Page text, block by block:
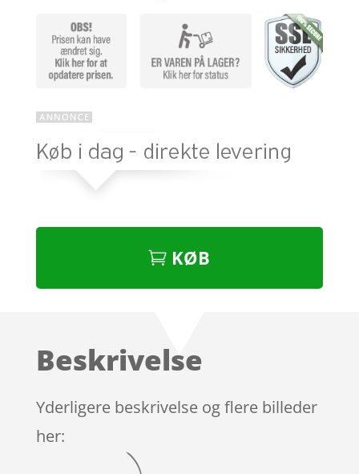
KØB
Beskrivelse
Yderligere beskrivelse og flere billeder
her: